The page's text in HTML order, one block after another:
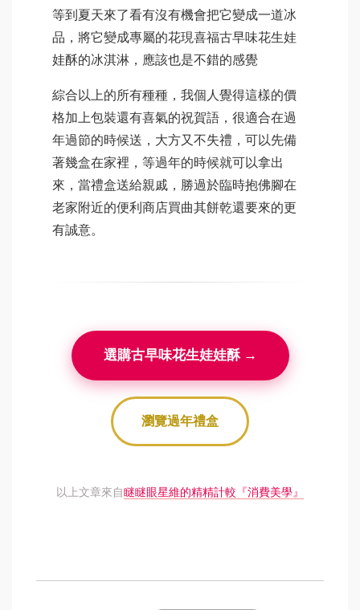
等到夏天來了看有沒有機會把它變成一道冰
品，將它變成專屬的花現喜福古早味花生娃
娃酥的冰淇淋，應該也是不錯的感覺
綜合以上的所有種種，我個人覺得這樣的價
格加上包裝還有喜氣的祝賀語，很適合在過
年過節的時候送，大方又不失禮，可以先備
著幾盒在家裡，等過年的時候就可以拿出
來，當禮盒送給親戚，勝過於臨時抱佛腳在
老家附近的便利商店買曲其餅乾還要來的更
有誠意。
選購古早味花生娃娃酥 →
瀏覽過年禮盒
以上文章來自瞇瞇眼星維的精精計較『消費美學』